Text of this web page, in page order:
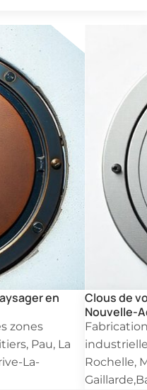
en
zones
Pau, La
La-
Clous de
Nouvelle-
Rochelle,